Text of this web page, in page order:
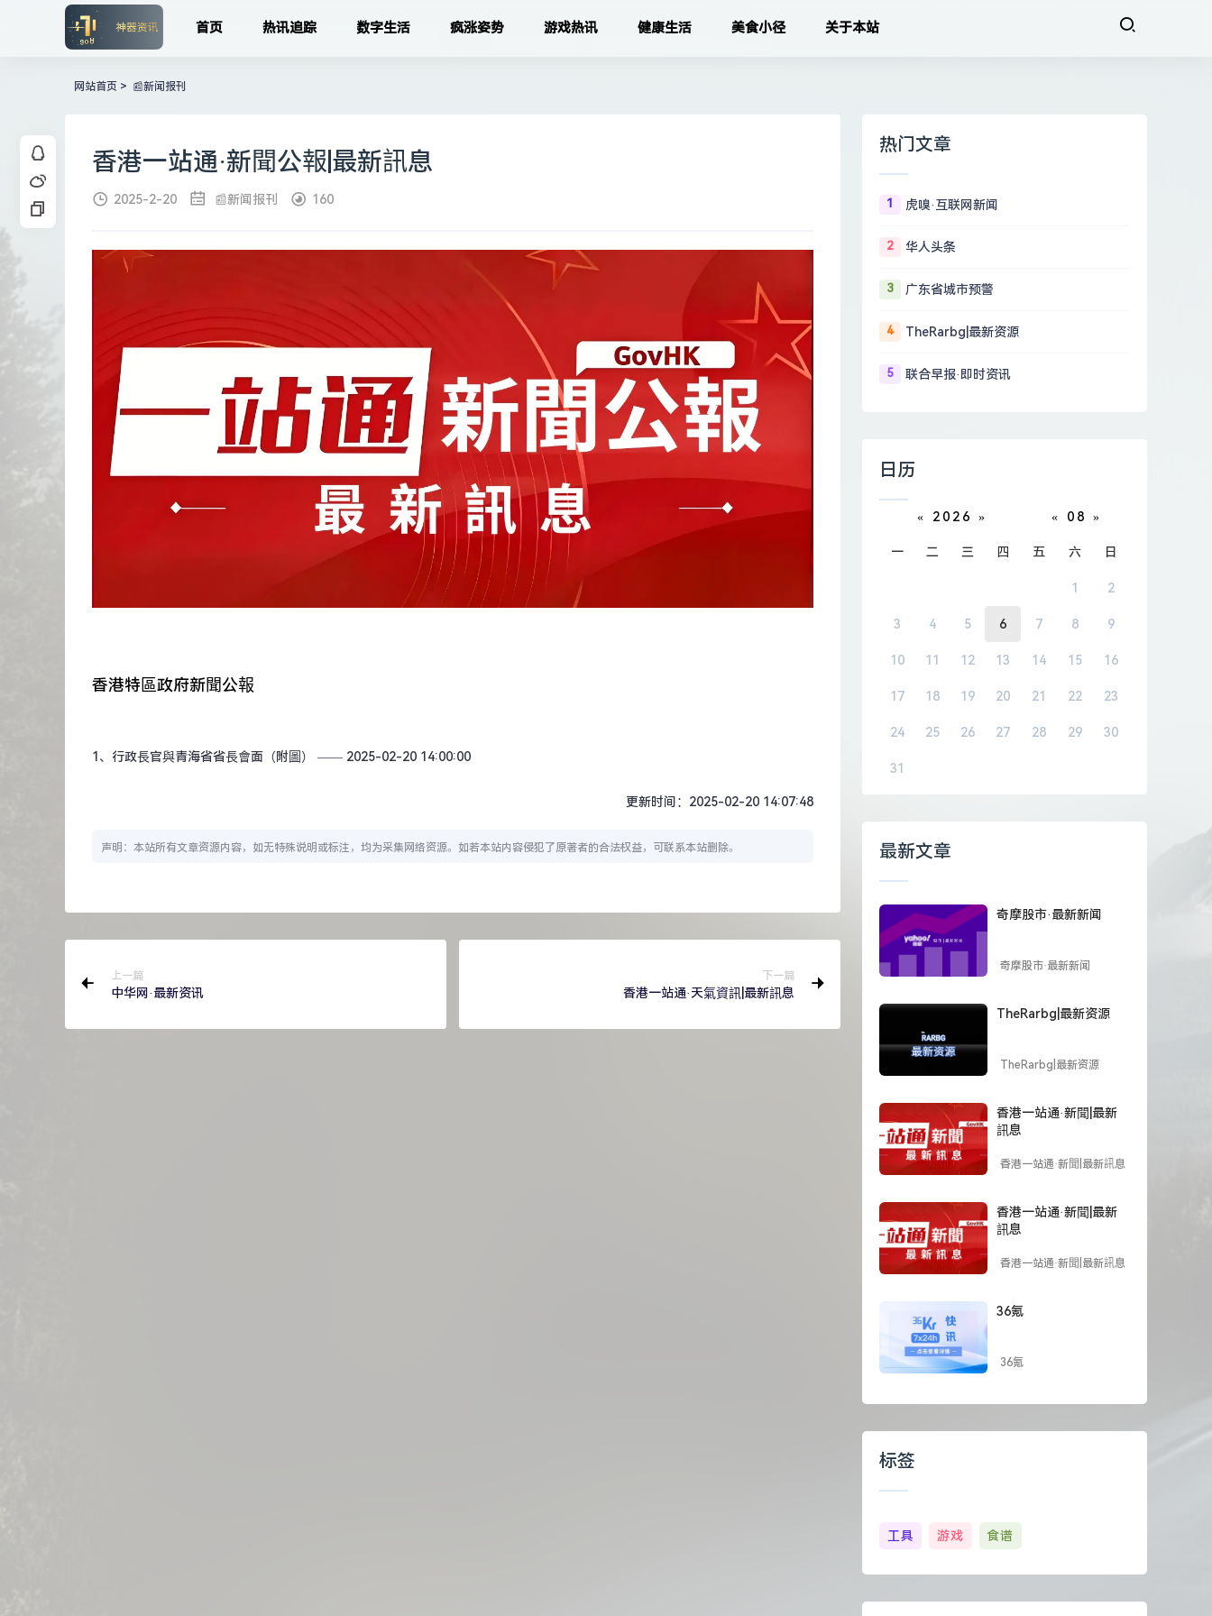
首页 热讯追踪 数字生活 疯涨姿势 游戏热讯 健康生活 美食小径 关于本站
网站首页 > 📰新闻报刊
香港一站通·新聞公報|最新訊息
2025-2-20 📰新闻报刊 160
香港特區政府新聞公報
1、 ​行政長官與青海省省長會面（附圖） —— 2025-02-20 14:00:00
更新时间：2025-02-20 14:07:48
声明：本站所有文章资源内容，如无特殊说明或标注，均为采集网络资源。如若本站内容侵犯了原著者的合法权益，可联系本站删除。
上一篇
中华网·最新资讯
下一篇
香港一站通·天氣資訊|最新訊息
热门文章
1 虎嗅·互联网新闻
2 华人头条
3 广东省城市预警
4 TheRarbg|最新资源
5 联合早报·即时资讯
日历
« 2026 » « 08 »
一 二 三 四 五 六 日
1 2
3 4 5 6 7 8 9
10 11 12 13 14 15 16
17 18 19 20 21 22 23
24 25 26 27 28 29 30
31
最新文章
奇摩股市·最新新闻
奇摩股市·最新新闻
TheRarbg|最新资源
TheRarbg|最新资源
香港一站通·新聞|最新
訊息
香港一站通·新聞|最新訊息
香港一站通·新聞|最新
訊息
香港一站通·新聞|最新訊息
36氪
36氪
标签
工具 游戏 食谱